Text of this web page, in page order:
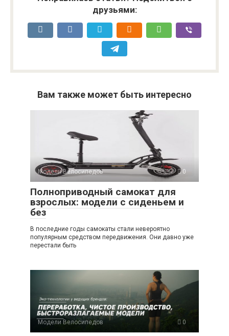
друзьями:
Вам также может быть интересно
Модели Велосипедов 0
Полноприводный самокат для
взрослых: модели с сиденьем и
без
В последние годы самокаты стали невероятно
популярным средством передвижения. Они давно уже
перестали быть
Модели Велосипедов 0